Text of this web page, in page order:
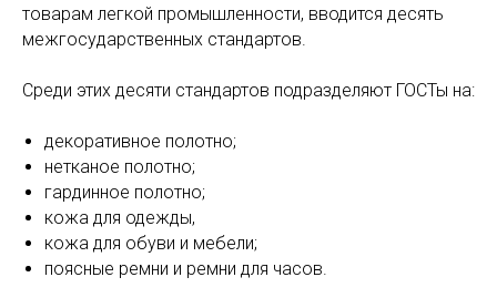
товарам легкой промышленности, вводится десять
межгосударственных стандартов.
Среди этих десяти стандартов подразделяют ГОСТы на:
декоративное полотно;
нетканое полотно;
гардинное полотно;
кожа для одежды,
кожа для обуви и мебели;
поясные ремни и ремни для часов.